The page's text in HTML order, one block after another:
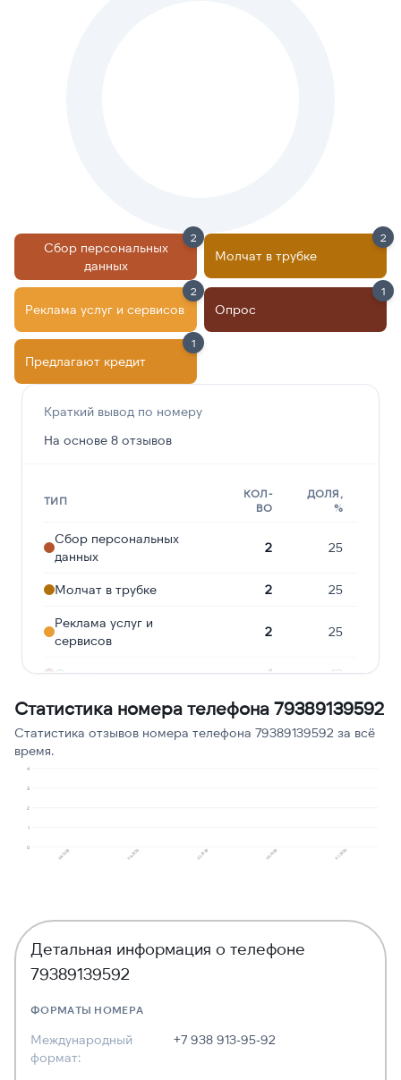
Сбор персональных
данных
2
Молчат в трубке
2
Реклама услуг и сервисов
2
Опрос
1
Предлагают кредит
1
Краткий вывод по номеру
На основе 8 отзывов
ТИП
КОЛ-
ВО
ДОЛЯ,
%
Сбор персональных
данных
2 25
Молчат в трубке 2 25
Реклама услуг и
сервисов
2 25
Опрос 1 13
Предлагают кредит 1 13
Статистика номера телефона 79389139592
Статистика отзывов номера телефона 79389139592 за всё
время.
0
1
2
3
4
08.2025 09.2025 02.2026 06.2026 07.2026
Детальная информация о телефоне
79389139592
ФОРМАТЫ НОМЕРА
Международный
формат:
+7 938 913-95-92